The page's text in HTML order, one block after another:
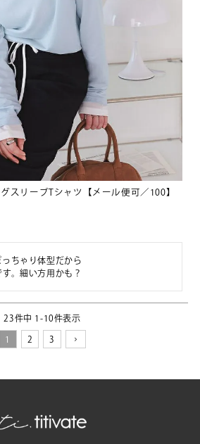
スリーブTシャツ【メール便可／100】
ちゃり体型だから
。細い方用かも？
23件中 1 -10件表示
1 2 3